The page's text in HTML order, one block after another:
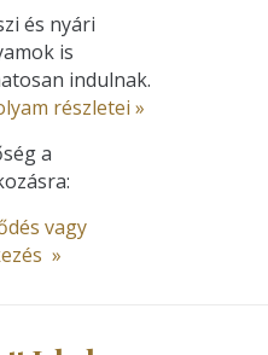
és nyári
is
indulnak.
részletei »
a
vagy
»